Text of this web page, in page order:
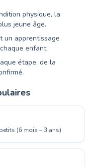
physique, la
jeune âge.
un apprentissage
enfant.
étape, de la
(6 mois – 3 ans)